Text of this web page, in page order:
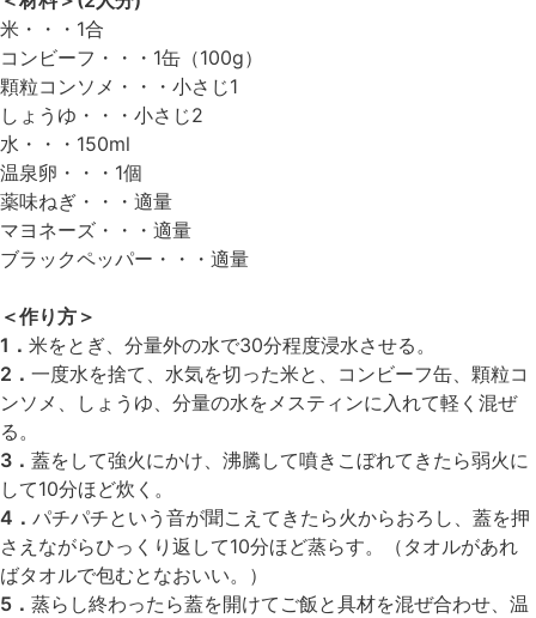
米・・・1合
コンビーフ・・・1缶（100g）
顆粒コンソメ・・・小さじ1
しょうゆ・・・小さじ2
水・・・150ml
温泉卵・・・1個
薬味ねぎ・・・適量
マヨネーズ・・・適量
ブラックペッパー・・・適量
＜作り方＞
1． 米をとぎ、分量外の水で30分程度浸水させる。
2． 一度水を捨て、水気を切った米と、コンビーフ缶、顆粒コ
ンソメ、しょうゆ、分量の水をメスティンに入れて軽く混ぜ
る。
3． 蓋をして強火にかけ、沸騰して噴きこぼれてきたら弱火に
して10分ほど炊く。
4． パチパチという音が聞こえてきたら火からおろし、蓋を押
さえながらひっくり返して10分ほど蒸らす。（タオルがあれ
ばタオルで包むとなおいい。）
5． 蒸らし終わったら蓋を開けてご飯と具材を混ぜ合わせ、温